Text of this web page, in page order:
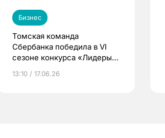
Бизнес
Томская команда
Сбербанка победила в VI
сезоне конкурса «Лидеры
13:10 / 17.06.26